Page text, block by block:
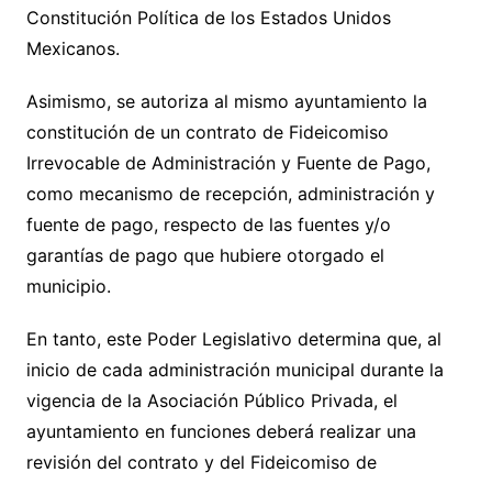
Constitución Política de los Estados Unidos
Mexicanos.
Asimismo, se autoriza al mismo ayuntamiento la
constitución de un contrato de Fideicomiso
Irrevocable de Administración y Fuente de Pago,
como mecanismo de recepción, administración y
fuente de pago, respecto de las fuentes y/o
garantías de pago que hubiere otorgado el
municipio.
En tanto, este Poder Legislativo determina que, al
inicio de cada administración municipal durante la
vigencia de la Asociación Público Privada, el
ayuntamiento en funciones deberá realizar una
revisión del contrato y del Fideicomiso de